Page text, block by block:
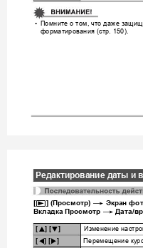
• Помните о том, что даже
форматирования (стр. 150).
Редактирование даты и
p ] (Просмотр) * Экран
Вкладка Просмотр * Дата/
8 2 Изменение
4 6 Перемещение